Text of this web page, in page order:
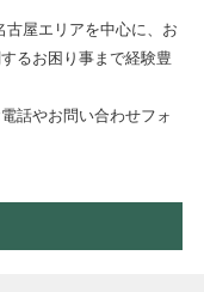
古屋エリアを中心に、お
るお困り事まで経験豊
話やお問い合わせフォ